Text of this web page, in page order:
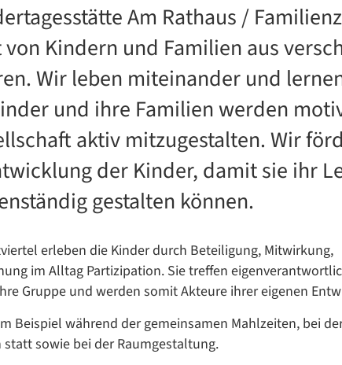
Am Rathaus /
Kindern und Familien aus
Wir leben miteinander und
und ihre Familien werden
aktiv mitzugestalten. Wir
der Kinder, damit sie ihr
gestalten können.
erleben die Kinder durch Beteiligung, Mitwirkung,
im Alltag Partizipation. Sie treffen
Gruppe und werden somit Akteure ihrer eigenen
Beispiel während der gemeinsamen Mahlzeiten, bei
sowie bei der Raumgestaltung.